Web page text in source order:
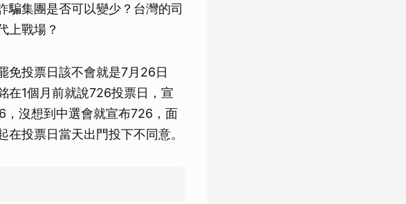
騙集團是否可以變少？台灣的司
上戰場？
免投票日該不會就是7月26日
在1個月前就說726投票日，宣
，沒想到中選會就宣布726，面
投票日當天出門投下不同意。